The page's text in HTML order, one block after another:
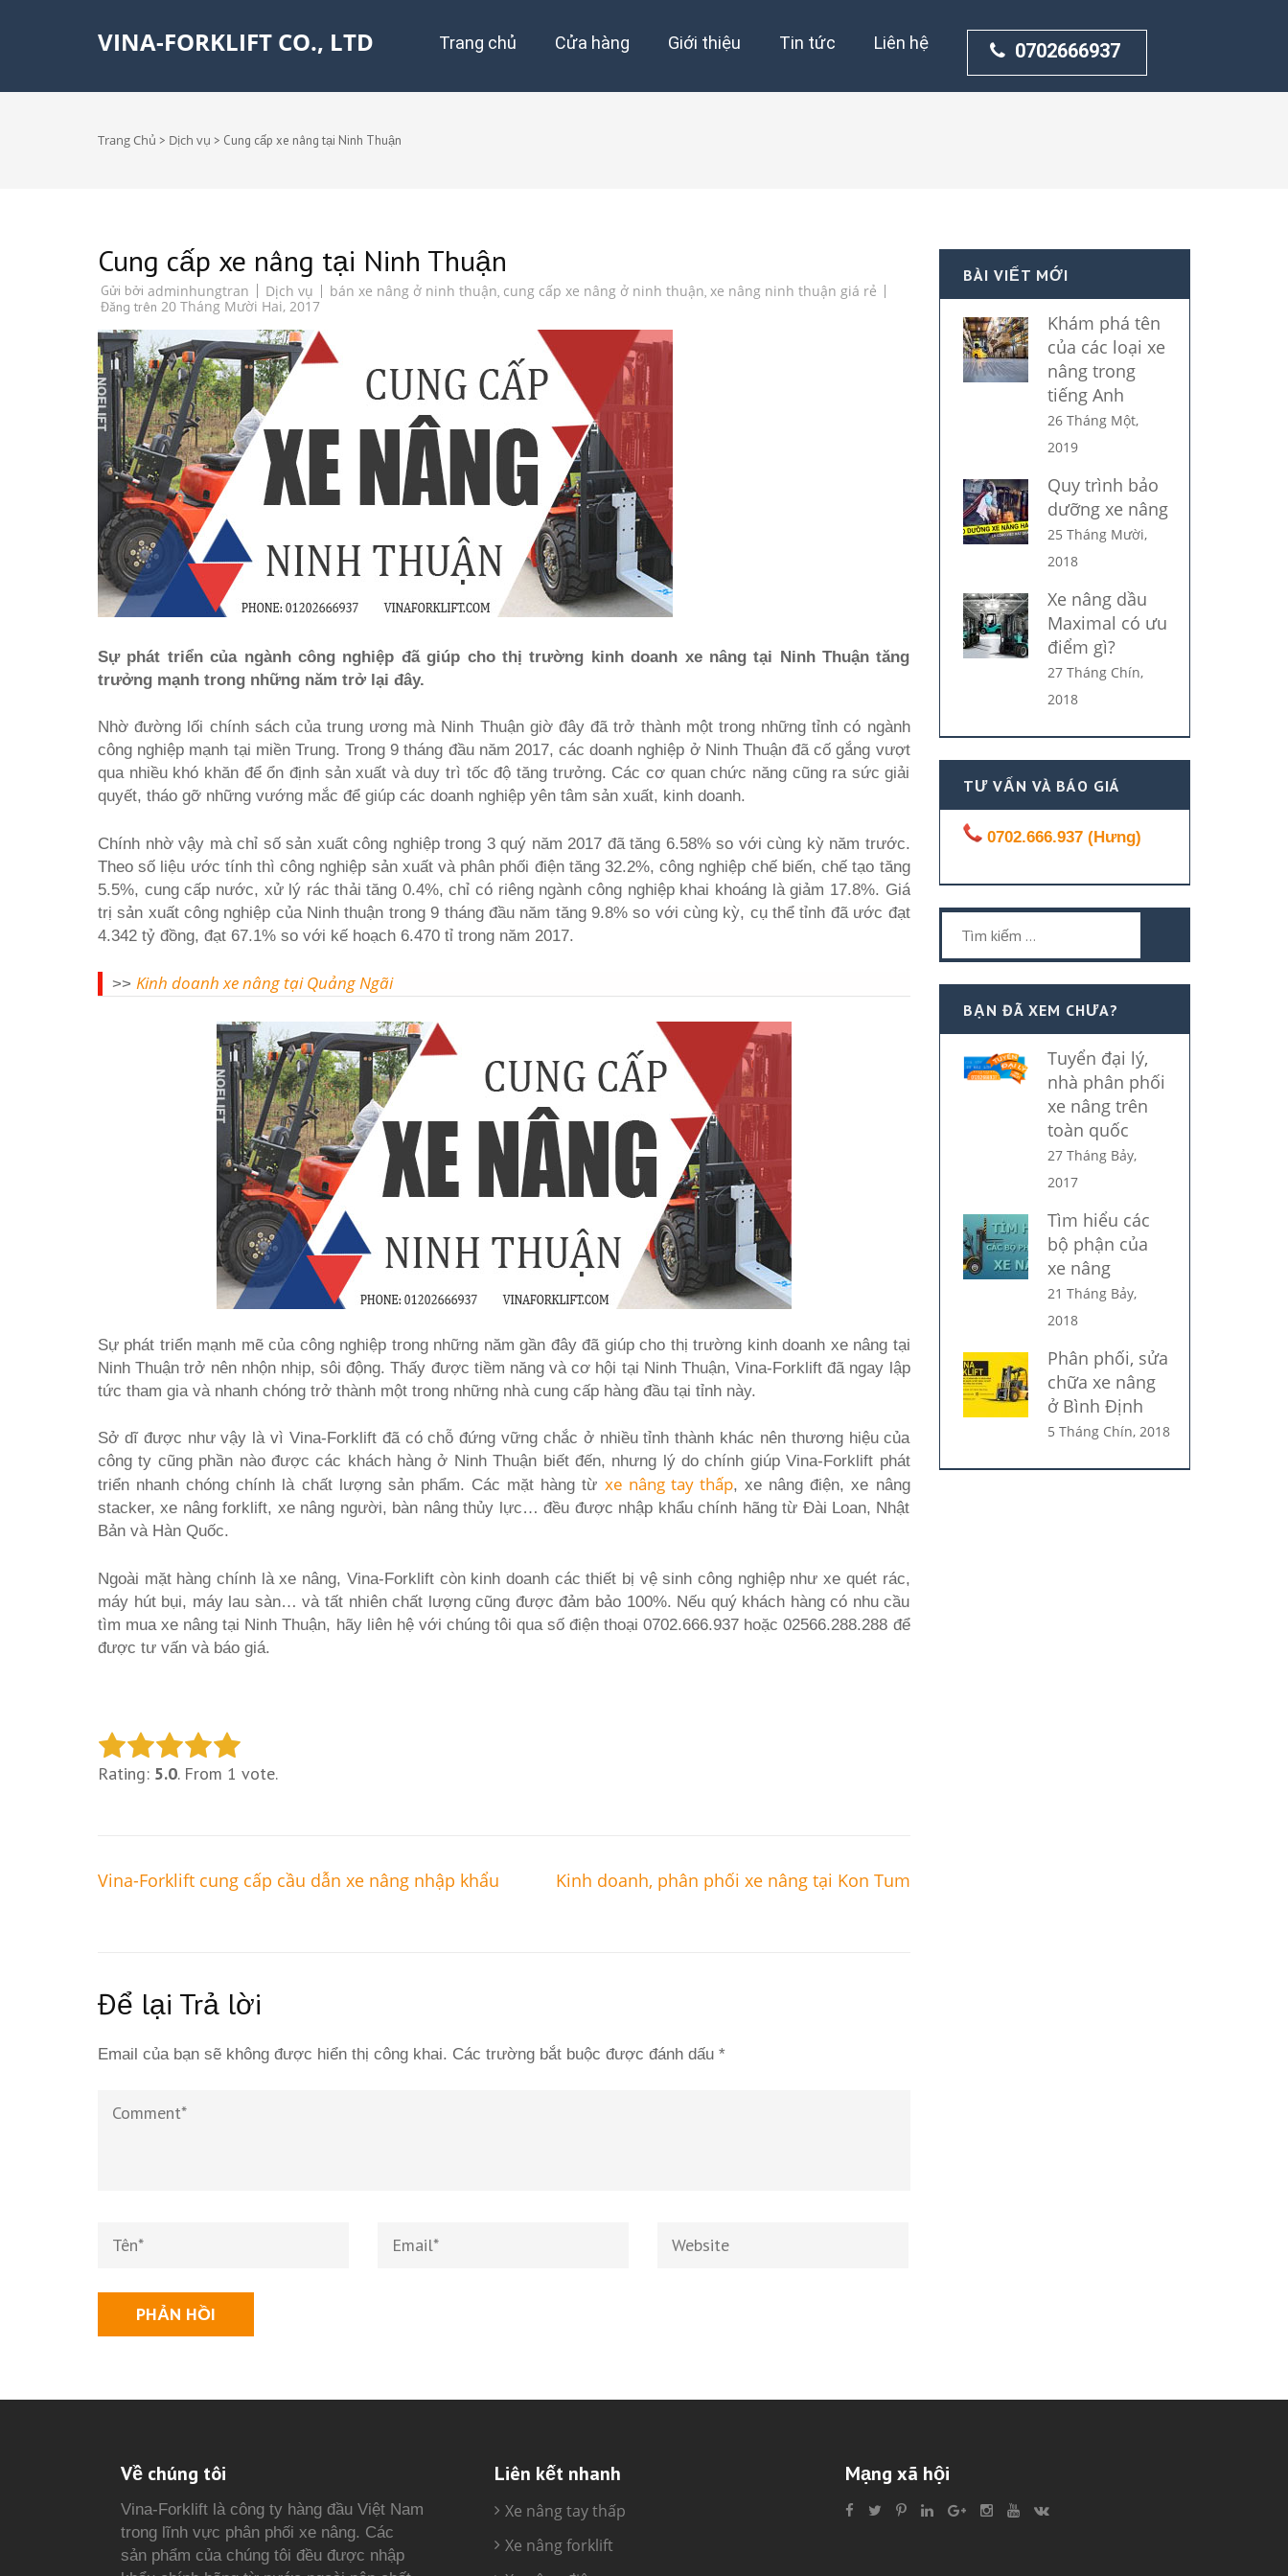
VINA-FORKLIFT CO., LTD Trang chủ Cửa hàng Giới thiệu Tin tức Liên hệ 0702666937
Trang Chủ > Dịch vụ > Cung cấp xe nâng tại Ninh Thuận
Cung cấp xe nâng tại Ninh Thuận
Gửi bởi adminhungtran Dịch vụ bán xe nâng ở ninh thuận cung cấp xe nâng ở ninh thuận xe nâng ninh thuận giá rẻ
Đăng trên 20 Tháng Mười Hai, 2017
Sự phát triển của ngành công nghiệp đã giúp cho thị trường kinh doanh xe nâng tại Ninh Thuận tăng
trưởng mạnh trong những năm trở lại đây.
Nhờ đường lối chính sách của trung ương mà Ninh Thuận giờ đây đã trở thành một trong những tỉnh có ngành
công nghiệp mạnh tại miền Trung. Trong 9 tháng đầu năm 2017, các doanh nghiệp ở Ninh Thuận đã cố gắng vượt
qua nhiều khó khăn để ổn định sản xuất và duy trì tốc độ tăng trưởng. Các cơ quan chức năng cũng ra sức giải
quyết, tháo gỡ những vướng mắc để giúp các doanh nghiệp yên tâm sản xuất, kinh doanh.
Chính nhờ vậy mà chỉ số sản xuất công nghiệp trong 3 quý năm 2017 đã tăng 6.58% so với cùng kỳ năm trước.
Theo số liệu ước tính thì công nghiệp sản xuất và phân phối điện tăng 32.2%, công nghiệp chế biến, chế tạo tăng
5.5%, cung cấp nước, xử lý rác thải tăng 0.4%, chỉ có riêng ngành công nghiệp khai khoáng là giảm 17.8%. Giá
trị sản xuất công nghiệp của Ninh thuận trong 9 tháng đầu năm tăng 9.8% so với cùng kỳ, cụ thể tỉnh đã ước đạt
4.342 tỷ đồng, đạt 67.1% so với kế hoạch 6.470 tỉ trong năm 2017.
>> Kinh doanh xe nâng tại Quảng Ngãi
Sự phát triển mạnh mẽ của công nghiệp trong những năm gần đây đã giúp cho thị trường kinh doanh xe nâng tại
Ninh Thuận trở nên nhộn nhịp, sôi động. Thấy được tiềm năng và cơ hội tại Ninh Thuận, Vina-Forklift đã ngay lập
tức tham gia và nhanh chóng trở thành một trong những nhà cung cấp hàng đầu tại tỉnh này.
Sở dĩ được như vậy là vì Vina-Forklift đã có chỗ đứng vững chắc ở nhiều tỉnh thành khác nên thương hiệu của
công ty cũng phần nào được các khách hàng ở Ninh Thuận biết đến, nhưng lý do chính giúp Vina-Forklift phát
triển nhanh chóng chính là chất lượng sản phẩm. Các mặt hàng từ xe nâng tay thấp, xe nâng điện, xe nâng
stacker, xe nâng forklift, xe nâng người, bàn nâng thủy lực… đều được nhập khẩu chính hãng từ Đài Loan, Nhật
Bản và Hàn Quốc.
Ngoài mặt hàng chính là xe nâng, Vina-Forklift còn kinh doanh các thiết bị vệ sinh công nghiệp như xe quét rác,
máy hút bụi, máy lau sàn… và tất nhiên chất lượng cũng được đảm bảo 100%. Nếu quý khách hàng có nhu cầu
tìm mua xe nâng tại Ninh Thuận, hãy liên hệ với chúng tôi qua số điện thoại 0702.666.937 hoặc 02566.288.288 để
được tư vấn và báo giá.
Rating: 5.0. From 1 vote.
Điều
Vina-Forklift cung cấp cầu dẫn xe nâng nhập khẩu Kinh doanh, phân phối xe nâng tại Kon Tum
Để lại Trả lời
Email của bạn sẽ không được hiển thị công khai. Các trường bắt buộc được đánh dấu *
BÀI VIẾT MỚI
Khám phá tên
của các loại xe
nâng trong
tiếng Anh
26 Tháng Một,
2019
Quy trình bảo
dưỡng xe nâng
25 Tháng Mười,
2018
Xe nâng dầu
Maximal có ưu
điểm gì?
27 Tháng Chín,
2018
TƯ VẤN VÀ BÁO GIÁ
0702.666.937 (Hưng)
BẠN ĐÃ XEM CHƯA?
Tuyển đại lý,
nhà phân phối
xe nâng trên
toàn quốc
27 Tháng Bảy,
2017
Tìm hiểu các
bộ phận của
xe nâng
21 Tháng Bảy,
2018
Phân phối, sửa
chữa xe nâng
ở Bình Định
5 Tháng Chín, 2018
Về chúng tôi
Vina-Forklift là công ty hàng đầu Việt Nam
trong lĩnh vực phân phối xe nâng. Các
sản phẩm của chúng tôi đều được nhập
Liên kết nhanh
Xe nâng tay thấp
Xe nâng forklift
Mạng xã hội